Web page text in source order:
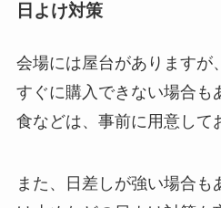
日よけ対策
会場には屋台がありますが
すぐに購入できない場合も
食などは、事前に用意して
また、日差しが強い場合も